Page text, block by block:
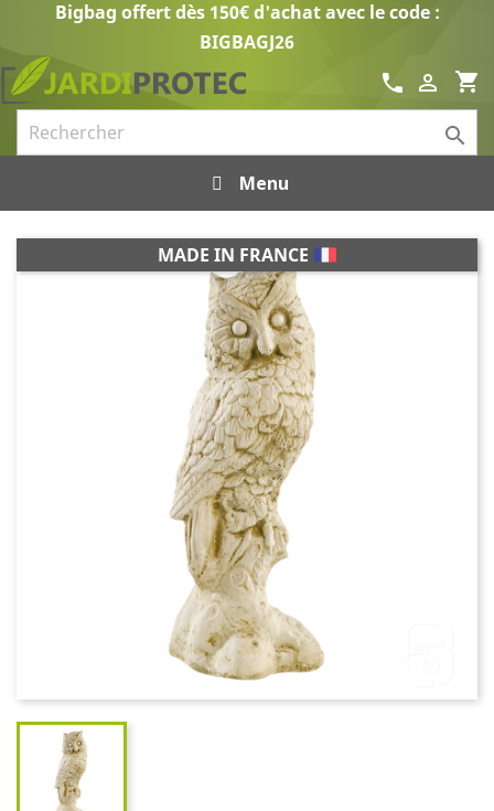
Bigbag offert dès 150€ d'achat avec le code :
BIGBAGJ26
shopping_cart

call

Menu
MADE IN FRANCE